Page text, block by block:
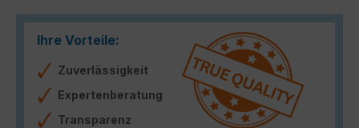
Ihre Vorteile:
Zuverlässigkeit
Expertenberatung
Transparenz